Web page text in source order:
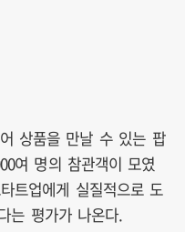
상품을 만날 수 있는 팝
여 명의 참관객이 모였
트업에게 실질적으로 도
는 평가가 나온다.